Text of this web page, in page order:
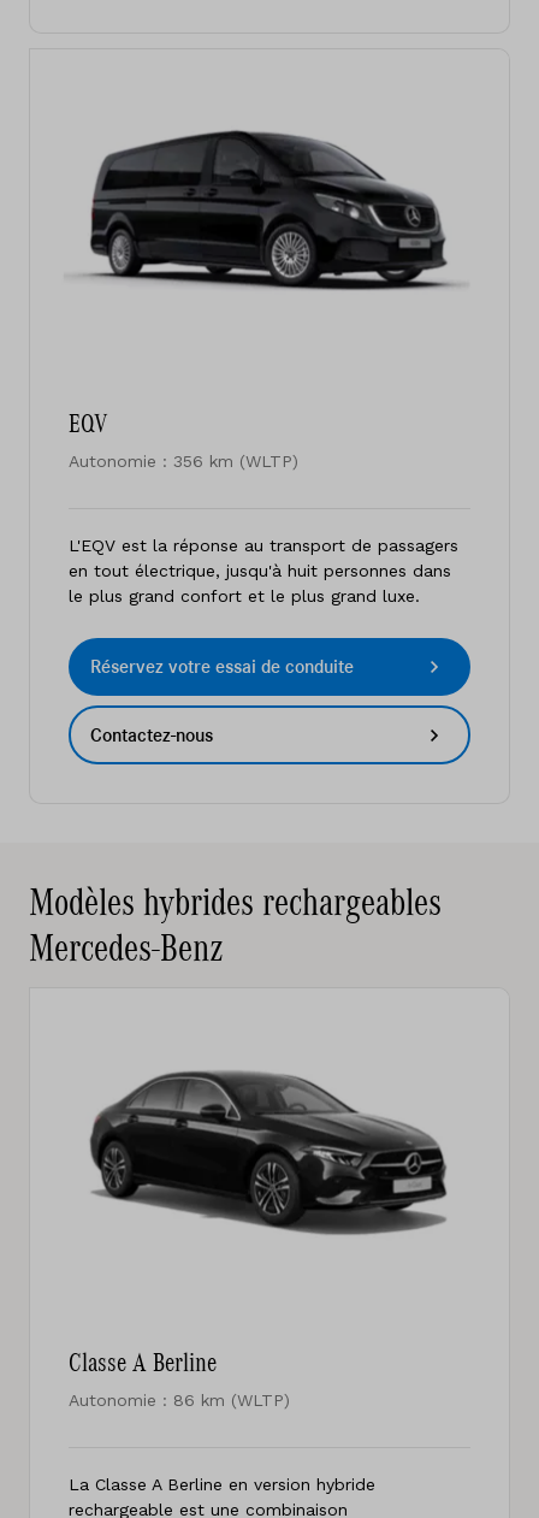
EQV
Autonomie : 356 km (WLTP)
L'EQV est la réponse au transport de passagers
en tout électrique, jusqu'à huit personnes dans
le plus grand confort et le plus grand luxe.
Réservez votre essai de conduite
Contactez-nous
Modèles hybrides rechargeables
Mercedes-Benz
Classe A Berline
Autonomie : 86 km (WLTP)
La Classe A Berline en version hybride
rechargeable est une combinaison